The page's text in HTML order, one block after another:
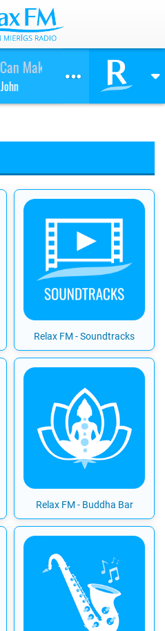
History (Young Again)
Relax FM - Soundtracks
Relax FM - Buddha Bar